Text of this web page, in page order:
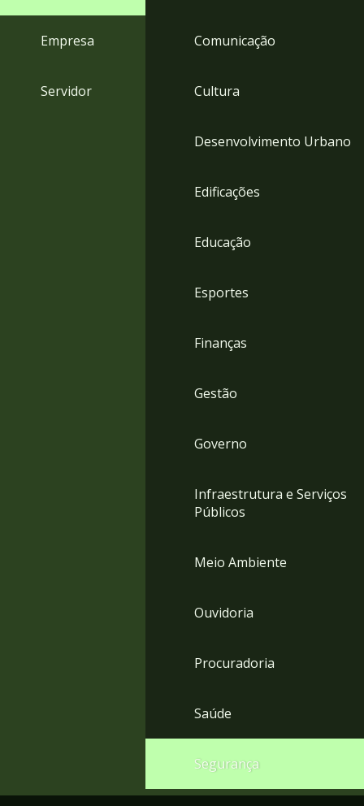
Empresa
Servidor
Comunicação
Cultura
Desenvolvimento Urbano
Edificações
Educação
Esportes
Finanças
Gestão
Governo
Infraestrutura e Serviços
Públicos
Meio Ambiente
Ouvidoria
Procuradoria
Saúde
Segurança